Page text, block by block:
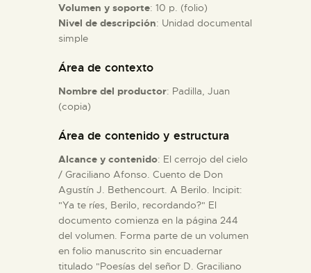
ESPAÑOL
Volumen y soporte: 10 p. (folio)
Nivel de descripción: Unidad documental
simple
Área de contexto
Nombre del productor: Padilla, Juan
(copia)
Área de contenido y estructura
Alcance y contenido: El cerrojo del cielo
/ Graciliano Afonso. Cuento de Don
Agustín J. Bethencourt. A Berilo. Incipit:
"Ya te ríes, Berilo, recordando?" El
documento comienza en la página 244
del volumen. Forma parte de un volumen
en folio manuscrito sin encuadernar
titulado "Poesías del señor D. Graciliano